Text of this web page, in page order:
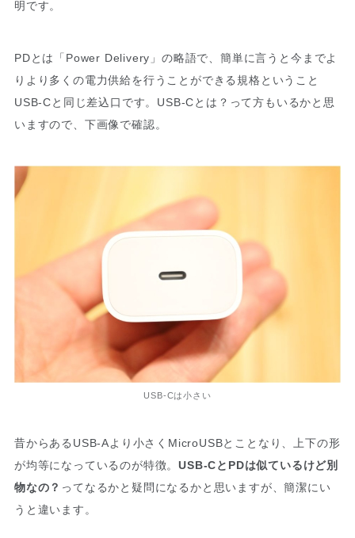
明です。
PDとは「Power Delivery」の略語で、簡単に言うと今までよ
りより多くの電力供給を行うことができる規格ということ
USB-Cと同じ差込口です。USB-Cとは？って方もいるかと思
いますので、下画像で確認。
USB-Cは小さい
昔からあるUSB-Aより小さくMicroUSBとことなり、上下の形
が均等になっているのが特徴。USB-CとPDは似ているけど別
物なの？ ってなるかと疑問になるかと思いますが、簡潔にい
うと違います。